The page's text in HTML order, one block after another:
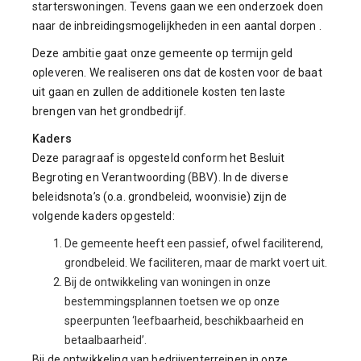
starterswoningen. Tevens gaan we een onderzoek doen
naar de inbreidingsmogelijkheden in een aantal dorpen
Deze ambitie gaat onze gemeente op termijn geld
opleveren. We realiseren ons dat de kosten voor de baat
uit gaan en zullen de additionele kosten ten laste
brengen van het grondbedrijf.
Kaders
Deze paragraaf is opgesteld conform het Besluit
Begroting en Verantwoording (BBV). In de diverse
beleidsnota’s (o.a. grondbeleid, woonvisie) zijn de
volgende kaders opgesteld:
De gemeente heeft een passief, ofwel faciliterend,
grondbeleid. We faciliteren, maar de markt voert uit.
Bij de ontwikkeling van woningen in onze
bestemmingsplannen toetsen we op onze
speerpunten ‘leefbaarheid, beschikbaarheid en
betaalbaarheid’.